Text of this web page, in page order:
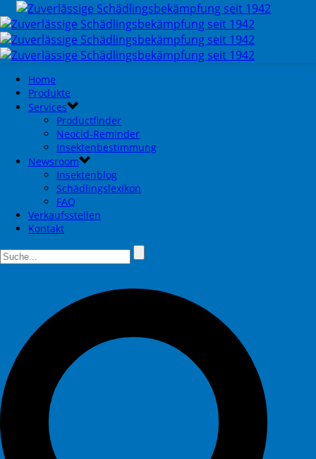
Home
Produkte
Services
Productfinder
Neocid-Reminder
Insektenbestimmung
Newsroom
Insektenblog
Schädlingslexikon
FAQ
Verkaufsstellen
Kontakt